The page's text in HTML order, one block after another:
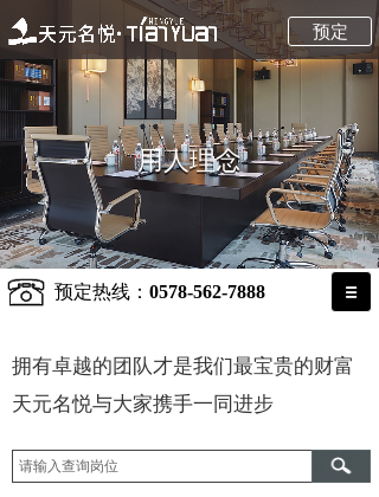
预定
用人理念
用人理念
预定热线： 0578-562-7888
拥有卓越的团队才是我们最宝贵的财富
天元名悦与大家携手一同进步